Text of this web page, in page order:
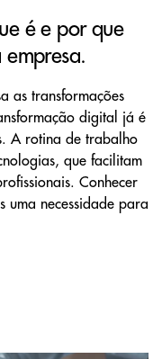
é e por que
as transformações
digital já é
A rotina de trabalho
que facilitam
Conhecer
uma necessidade para